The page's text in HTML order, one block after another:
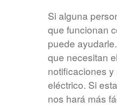
Si alguna
que funcionan
puede
que necesitan
notificaciones
eléctrico. Si
nos hará más